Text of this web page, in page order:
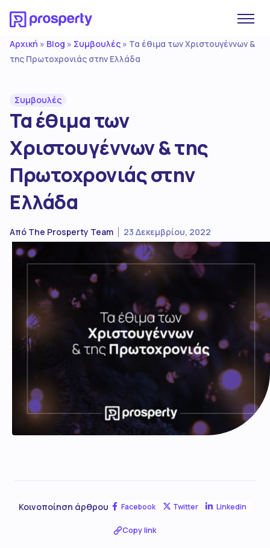
Αρχική » Blog » Συμβουλές » Τα έθιμα των Χριστουγέννων &
της Πρωτοχρονιάς στην Ελλάδα
Συμβουλές
Τα έθιμα των
Χριστουγέννων & της
Πρωτοχρονιάς στην
Ελλάδα
Από The Prosperty Team 23 Δεκεμβρίου, 2022
Κοινοποίηση άρθρου Facebook Twitter Linkedin
Copy link